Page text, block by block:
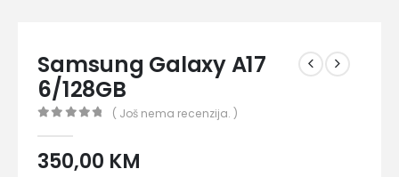
Samsung Galaxy A17
6/128GB
( Još nema recenzija. )
350,00 KM